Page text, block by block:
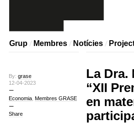
Grup Membres Notícies
By: grase
12-04-2023
Economia, Membres GRASE
Share
La Dra.
“XII
en